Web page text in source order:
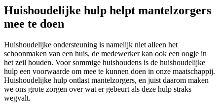
Huishoudelijke hulp helpt mantelzorgers
mee te doen
Huishoudelijke ondersteuning is namelijk niet alleen het
schoonmaken van een huis, de medewerker kan ook een oogje in
het zeil houden. Voor sommige huishoudens is de huishoudelijke
hulp een voorwaarde om mee te kunnen doen in onze maatschappij.
Huishoudelijke hulp ontlast mantelzorgers, en juist daarom maken
we ons grote zorgen over wat er gebeurt als deze hulp straks
wegvalt.